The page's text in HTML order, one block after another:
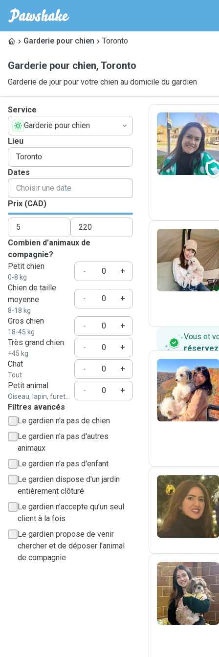
Garderie pour chien Toronto
Garderie pour chien, Toronto
Garderie de jour pour votre chien au domicile du gardien
Service
Garderie pour chien
Lieu
Dates
Prix (CAD)
Combien d’animaux de
compagnie?
Petit chien
0-8 kg
-
+
Chien de taille
moyenne
8-18 kg
- +
Gros chien
18-45 kg
-
+
Très grand chien
+45 kg
-
+
Chat
Tout
-
+
Petit animal
Oiseau, lapin, furet...
-
+
Filtres avancés
Le gardien n'a pas de chien
Le gardien n'a pas d'autres
animaux
Le gardien n'a pas d'enfant
Le gardien dispose d'un jardin
entièrement clôturé
Le gardien n’accepte qu’un seul
client à la fois
Le gardien propose de venir
chercher et de déposer l’animal
de compagnie
L
B
Vous et
réservez
C
N
R